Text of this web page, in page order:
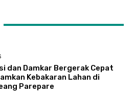
dan Damkar Bergerak Cepat
Kebakaran Lahan di
Parepare